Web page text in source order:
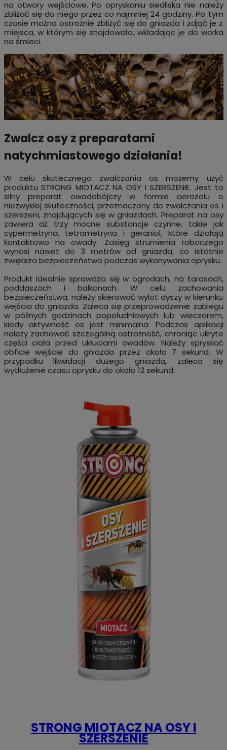
na otwory wejściowe. Po opryskaniu siedliska nie należy
zbliżać się do niego przez co najmniej 24 godziny. Po tym
czasie można ostrożnie zbliżyć się do gniazda i zdjąć je z
miejsca, w którym się znajdowało, wkładając je do worka
na śmieci.
Zwalcz osy z preparatami
natychmiastowego działania!
W celu skutecznego zwalczania os możemy użyć
produktu STRONG MIOTACZ NA OSY I SZERSZENIE. Jest to
silny preparat owadobójczy w formie aerozolu o
niezwykłej skuteczności, przeznaczony do zwalczania os i
szerszeni, znajdujących się w gniazdach. Preparat na osy
zawiera aż trzy mocne substancje czynne, takie jak
cypermetryna, tetrametryna i geraniol, które działają
kontaktowo na owady. Zasięg strumienia roboczego
wynosi nawet do 3 metrów od gniazda, co istotnie
zwiększa bezpieczeństwo podczas wykonywania oprysku.
Produkt idealnie sprawdza się w ogrodach, na tarasach,
poddaszach i balkonach. W celu zachowania
bezpieczeństwa, należy skierować wylot dyszy w kierunku
wejścia do gniazda. Zaleca się przeprowadzenie zabiegu
w późnych godzinach popołudniowych lub wieczorem,
kiedy aktywność os jest minimalna. Podczas aplikacji
należy zachować szczególną ostrożność, chroniąc ukryte
części ciała przed ukłuciami owadów. Należy spryskać
obficie wejście do gniazda przez około 7 sekund. W
przypadku likwidacji dużego gniazda, zaleca się
wydłużenie czasu oprysku do około 12 sekund.
STRONG MIOTACZ NA OSY I
SZERSZENIE